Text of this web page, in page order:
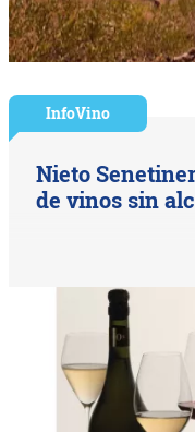
InfoVino
Nieto
de vinos sin